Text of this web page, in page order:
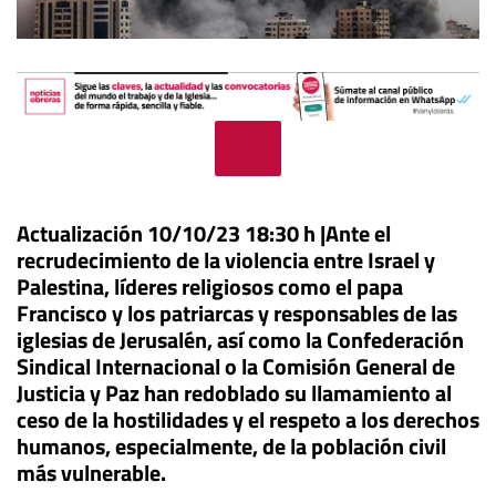
Actualización 10/10/23 18:30 h |Ante el
recrudecimiento de la violencia entre Israel y
Palestina, líderes religiosos como el papa
Francisco y los patriarcas y responsables de las
iglesias de Jerusalén, así como la Confederación
Sindical Internacional o la Comisión General de
Justicia y Paz han redoblado su llamamiento al
ceso de la hostilidades y el respeto a los derechos
humanos, especialmente, de la población civil
más vulnerable.